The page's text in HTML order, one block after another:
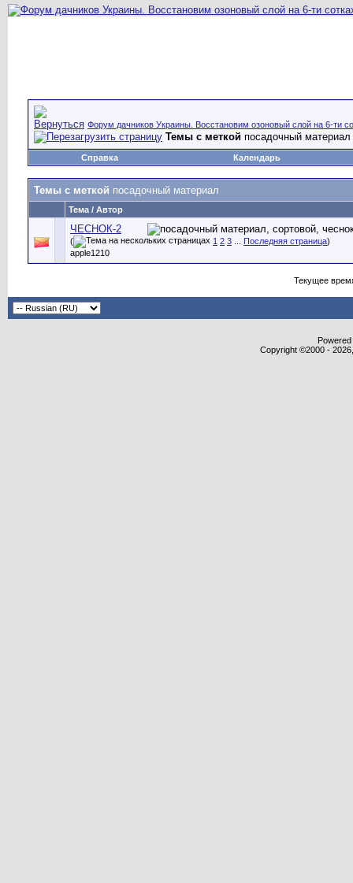
Форум дачников Украины. Восстановим озоновый слой на 6-ти
Темы с меткой посадочный материал
Справка Календарь
Темы с меткой посадочный материал
Тема / Автор
ЧЕСНОК-2
( 1 2 3 Последняя страница)
apple1210
Текущее
Copyright ©2000 -